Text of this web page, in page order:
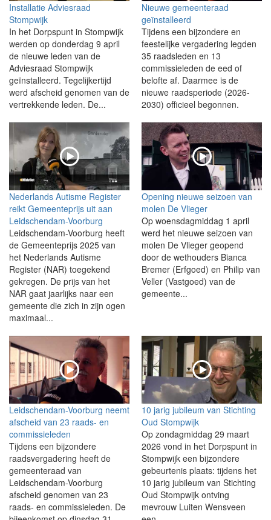
Installatie Adviesraad
Stompwijk
In het Dorpspunt in Stompwijk
werden op donderdag 9 april
de nieuwe leden van de
Adviesraad Stompwijk
geïnstalleerd. Tegelijkertijd
werd afscheid genomen van de
vertrekkende leden. De...
Nieuwe gemeenteraad
geïnstalleerd
Tijdens een bijzondere en
feestelijke vergadering legden
35 raadsleden en 13
commissieleden de eed of
belofte af. Daarmee is de
nieuwe raadsperiode (2026-
2030) officieel begonnen.
Nederlands Autisme Register
reikt Gemeenteprijs uit aan
Leidschendam-Voorburg
Leidschendam-Voorburg heeft
de Gemeenteprijs 2025 van
het Nederlands Autisme
Register (NAR) toegekend
gekregen. De prijs van het
NAR gaat jaarlijks naar een
gemeente die zich in zijn ogen
maximaal...
Opening nieuwe seizoen van
molen De Vlieger
Op woensdagmiddag 1 april
werd het nieuwe seizoen van
molen De Vlieger geopend
door de wethouders Bianca
Bremer (Erfgoed) en Philip van
Veller (Vastgoed) van de
gemeente...
Leidschendam-Voorburg neemt
afscheid van 23 raads- en
commissieleden
Tijdens een bijzondere
raadsvergadering heeft de
gemeenteraad van
Leidschendam-Voorburg
afscheid genomen van 23
raads- en commissieleden. De
10 jarig jubileum van Stichting
Oud Stompwijk
Op zondagmiddag 29 maart
2026 vond in het Dorpspunt in
Stompwijk een bijzondere
gebeurtenis plaats: tijdens het
10 jarig jubileum van Stichting
Oud Stompwijk ontving
mevrouw Luiten Wensveen